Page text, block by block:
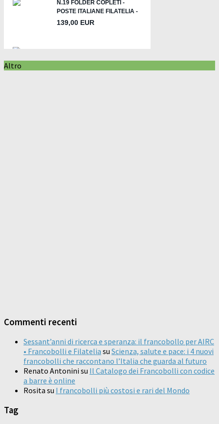
Altro
Commenti recenti
Sessant’anni di ricerca e speranza: il francobollo per AIRC
• Francobolli e Filatelia su Scienza, salute e pace: i 4 nuovi
francobolli che raccontano l’Italia che guarda al futuro
Renato Antonini su Il Catalogo dei Francobolli con codice
a barre è online
Rosita su I francobolli più costosi e rari del Mondo
Tag